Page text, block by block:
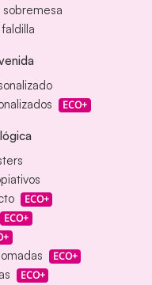
ECO+
ECO+
ECO+
ECO+
ECO+